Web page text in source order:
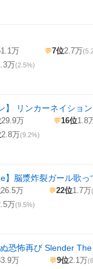
万 💬7位2.7万
万(2.5%)
】 リンカーネイショ
29.9万 💬16位1.8
2.8万(9.2%)
】脳漿炸裂ガール歌
26.5万 💬22位1.7万
万(9.5%)
恐怖再び Slender
万 💬9位2.1万